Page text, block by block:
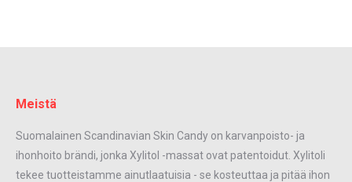
Meistä
Suomalainen Scandinavian Skin Candy on karvanpoisto- ja
ihonhoito brändi, jonka Xylitol -massat ovat patentoidut. Xylitoli
tekee tuotteistamme ainutlaatuisia - se kosteuttaa ja pitää ihon